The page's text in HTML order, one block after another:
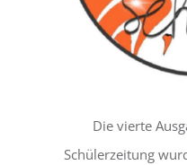
Die vierte
Schülerzeitung